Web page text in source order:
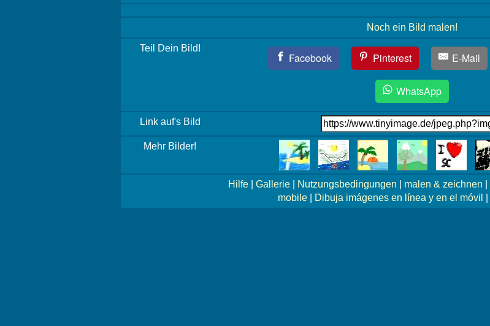
Noch ein Bild malen!
Teil Dein Bild!
Facebook Pinterest E-Mail
WhatsApp
Link auf's Bild
Mehr Bilder!
Hilfe Gallerie Nutzungsbedingungen malen & zeichnen
mobile| Dibuja imágenes en línea y en el móvil